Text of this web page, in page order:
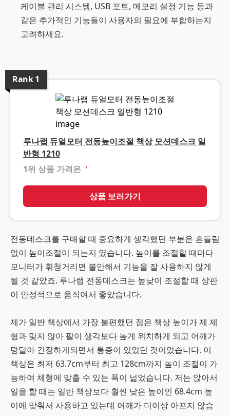
케이블 관리 시스템, USB 포트, 메모리 설정 기능 등과
같은 추가적인 기능들이 사용자의 필요에 부합하는지
고려하세요.
Rank1
루나랩 듀얼모터 전동높이조절 책상 모션데스크 일
반형 1210
1위 상품 가격은 ❓
상품 보러가기
전동데스크를 구매할 때 중요하게 생각했던 부분은 흔들림
없이 높이조절이 되는지 였습니다. 높이를 조절할 때마다
모니터가 휘청거리면 불안해서 기능을 잘 사용하지 않게
될 것 같았죠. 루나랩 전동데스크는 높낮이 조절할 때 상판
이 안정적으로 움직여서 좋았습니다.
제가 일반 책상에서 가장 불편했던 점은 책상 높이가 제 제
형과 맞지 않아 팔이 생각보다 높게 위치하게 되고 어깨가
덩달아 긴장하게되면서 통증이 있었던 것이었습니다. 이
책상은 최저 63.7cm부터 최고 128cm까지 높이 조절이 가
능하여 체형에 맞출 수 있는 폭이 넓었습니다. 저는 앉아서
일을 할 때는 일반 책상보다 훨씬 낮은 높이인 68.4cm 높
이에 맞춰서 사용하고 있는데 어깨가 더이상 아프지 않습